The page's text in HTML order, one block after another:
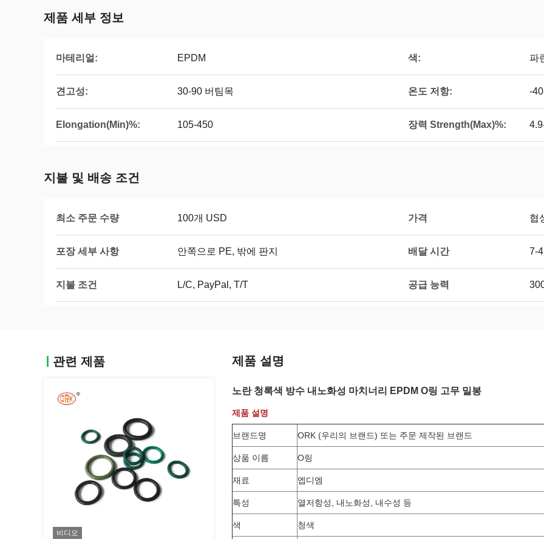
제품 세부 정보
마테리얼: EPDM 색: 파
견고성: 30-90 버팀목 온도 저항: -
Elongation(Min)%: 105-450 장력 Strength(Max)%:
지불 및 배송 조건
최소 주문 수량 100개 USD 가격 협
포장 세부 사항 안쪽으로 PE, 밖에 판지 배달 시간 7-
지불 조건 L/C, PayPal, T/T 공급 능력
관련 제품
비디오
제품 설명
노란 청록색 방수 내노화성 마치너리 EPDM O링 고무 밀봉
제품 설명
브랜드명 ORK (우리의 브랜드) 또는 주문 제작된 브랜드
상품 이름 O링
재료 엡디엠
특성 열저항성, 내노화성, 내수성 등
색 청색